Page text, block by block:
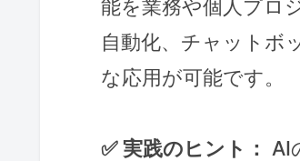
能を業務や個人プロ
自動化、チャットボ
な応用が可能です。
✅ 実践のヒント： AI